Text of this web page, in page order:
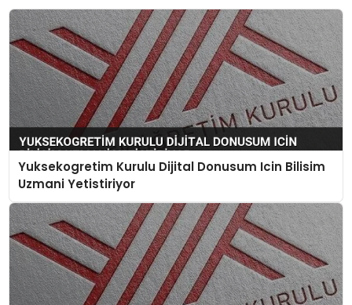
Yuksekogretim Kurulu Dijital Donusum Icin Bilisim
Uzmani Yetistiriyor